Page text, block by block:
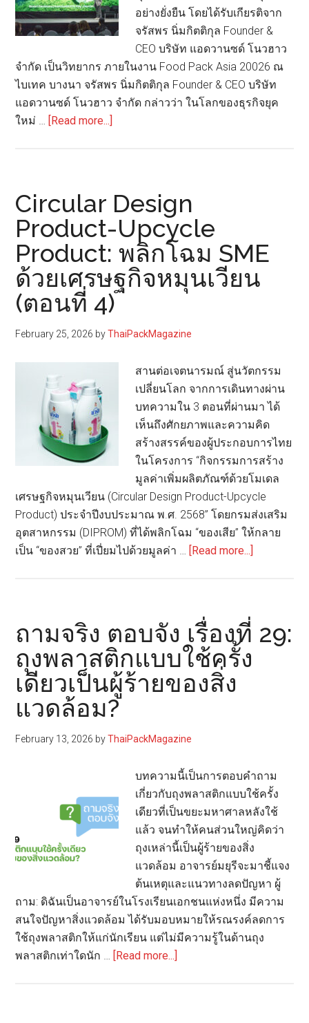
รักษ์
โลก?
อย่างยั่งยืน โดยได้รับเกียรติจาก
จรัสพร นิ่มกิตติกุล Founder &
CEO บริษัท แอดวานซด์ โนวฮาว
จำกัด เป็นวิทยากร ภายในงาน Food Pack Asia 20026 ณ
ไบเทค บางนา จรัสพร นิ่มกิตติกุล Founder & CEO บริษัท
แอดวานซด์ โนวฮาว จำกัด กล่าวว่า ในโลกของธุรกิจยุค
ใหม่ …
[Read more...]
เปิด
มุม
มอง
ใหม่
แห่ง
การ
ขยาย
อย่าง
Circular Design
Product-Upcycle
Product: พลิกโฉม SME
ด้วยเศรษฐกิจหมุนเวียน
(ตอนที่ 4)
February 25, 2026 byThaiPackMagazine
สานต่อเจตนารมณ์ สู่นวัตกรรม
เปลี่ยนโลก จากการเดินทางผ่าน
บทความใน 3 ตอนที่ผ่านมา ได้
เห็นถึงศักยภาพและความคิด
สร้างสรรค์ของผู้ประกอบการไทย
ในโครงการ “กิจกรรมการสร้าง
มูลค่าเพิ่มผลิตภัณฑ์ด้วยโมเดล
เศรษฐกิจหมุนเวียน (Circular Design Product-Upcycle
Product) ประจำปีงบประมาณ พ.ศ. 2568” โดยกรมส่งเสริม
อุตสาหกรรม (DIPROM) ที่ได้พลิกโฉม “ของเสีย” ให้กลาย
เป็น “ของสวย” ที่เปี่ยมไปด้วยมูลค่า …
[Read more...]
Product:
ที่
4)
ถามจริง ตอบจัง เรื่องที่ 29:
ถุงพลาสติกแบบใช้ครั้ง
เดียวเป็นผู้ร้ายของสิ่ง
แวดล้อม?
February 13, 2026 byThaiPackMagazine
บทความนี้เป็นการตอบคำถาม
เกี่ยวกับถุงพลาสติกแบบใช้ครั้ง
เดียวที่เป็นขยะมหาศาลหลังใช้
แล้ว จนทำให้คนส่วนใหญ่คิดว่า
ถุงเหล่านี้เป็นผู้ร้ายของสิ่ง
แวดล้อม อาจารย์มยุรีจะมาชี้แจง
ต้นเหตุและแนวทางลดปัญหา ผู้
ถาม: ดิฉันเป็นอาจารย์ในโรงเรียนเอกชนแห่งหนึ่ง มีความ
สนใจปัญหาสิ่งแวดล้อม ได้รับมอบหมายให้รณรงค์ลดการ
ใช้ถุงพลาสติกให้แก่นักเรียน แต่ไม่มีความรู้ในด้านถุง
พลาสติกเท่าใดนัก …
[Read more...]